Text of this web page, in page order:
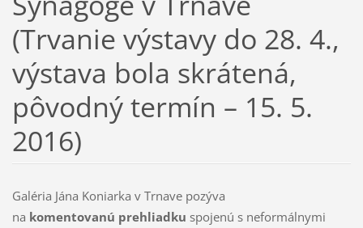
(Trvanie výstavy do 28. 4.,
výstava bola skrátená,
pôvodný termín – 15. 5.
2016)
Galéria Jána Koniarka v Trnave pozýva
na komentovanú prehliadku spojenú s neformálnymi